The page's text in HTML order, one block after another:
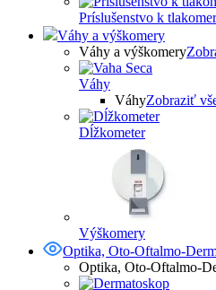
Príslušenstvo k
Váhy a výškomery
Váhy a výškomery
Váhy
VáhyZobraziť
Dĺžkometer
Výškomery
Optika, Oto-Oftalmo-
Optika, Oto-Oftalmo-